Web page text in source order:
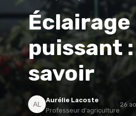
puissant
savoir
Aurélie Lacoste
Professeur d'agriculture
26